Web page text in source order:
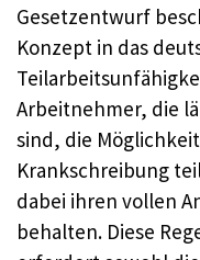
Gesetzentwurf
Konzept in das
Arbeitnehmer, die
sind, die
Krankschreibung
dabei ihren vollen
behalten. Diese